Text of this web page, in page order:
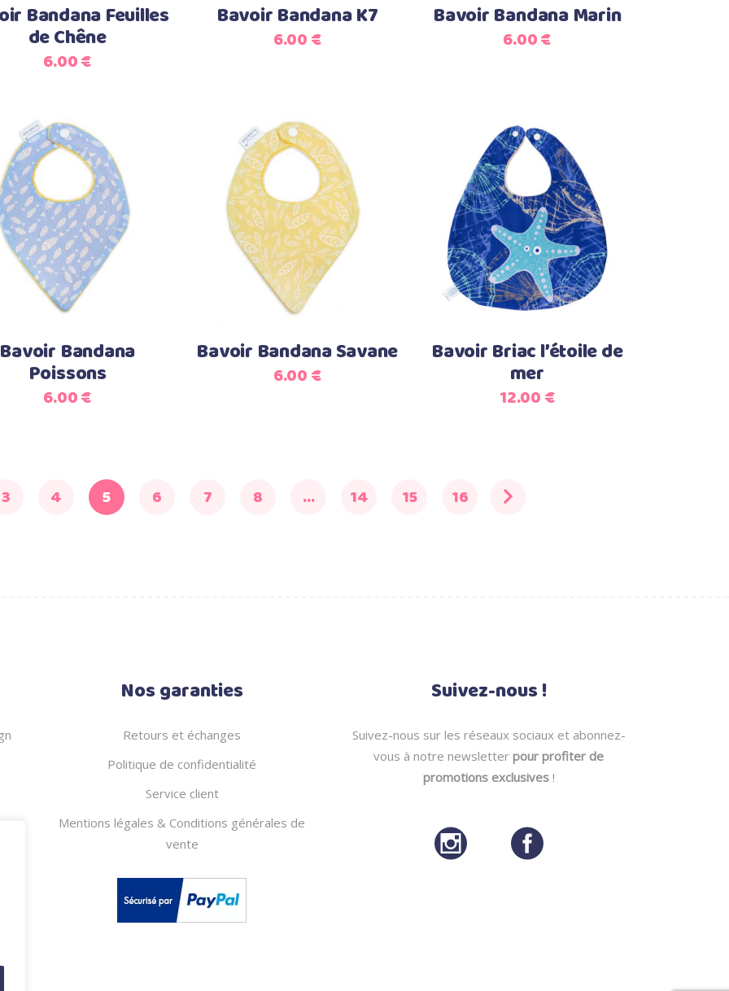
Bandana Feuilles
de Chêne
6.00€
Bavoir Bandana K7
6.00€
Bavoir Bandana Marin
6.00€
Ajouter au panier
Bavoir Bandana
Poissons
6.00€
Ajouter au panier
Bavoir Bandana Savane
6.00€
Select options
Bavoir Briac l’étoile de
mer
12.00€
3 4 5 6 7 8 … 14 15 16
Nos garanties
Retours et échanges
Politique de confidentialité
Service client
Mentions légales & Conditions générales de
vente
Suivez-nous !
Suivez-nous sur les réseaux sociaux et abonnez-
vous à notre newsletterpour profiter de
promotions exclusives!